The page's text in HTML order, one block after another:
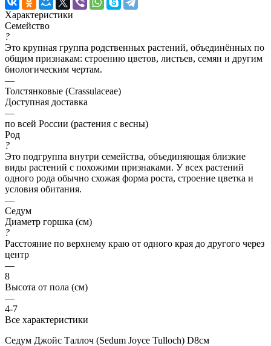
Характеристики
Семейство
?
Это крупная группа родственных растений, объединённых по
общим признакам: строению цветов, листьев, семян и другим
биологическим чертам.
—
Толстянковые (Crassulaceae)
Доступная доставка
—
по всей России (растения с весны)
Род
?
Это подгруппа внутри семейства, объединяющая близкие
виды растений с похожими признаками. У всех растений
одного рода обычно схожая форма роста, строение цветка и
условия обитания.
—
Седум
Диаметр горшка (см)
?
Расстояние по верхнему краю от одного края до другого через
центр
—
8
Высота от пола (см)
—
4-7
Все характеристики
Седум Джойс Таллоч (Sedum Joyce Tulloch) D8см